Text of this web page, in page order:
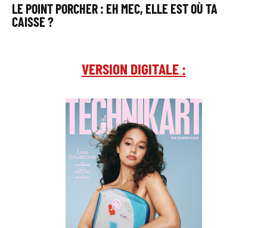
LE POINT PORCHER : EH MEC, ELLE EST OÙ TA
CAISSE ?
VERSION DIGITALE :